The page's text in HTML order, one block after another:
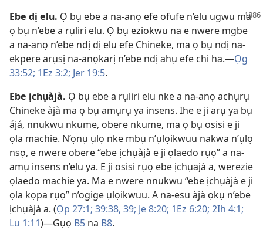
Ebe dị elu. Ọ bụ ebe a na-anọ efe ofufe n’elu ugwu ma
ọ bụ n’ebe a rụliri elu. Ọ bụ eziokwu na e nwere mgbe
a na-anọ n’ebe ndị dị elu efe Chineke, ma ọ bụ ndị na-
ekpere arụsị na-anọkarị n’ebe ndị ahụ efe chi ha.​—Ọg
33:52; 1Ez 3:2; Jer 19:5.
Ebe ịchụàjà. Ọ bụ ebe a rụliri elu nke a na-anọ achụrụ
Chineke àjà ma ọ bụ amụrụ ya insens. Ihe e ji arụ ya bụ
ájá, nnukwu nkume, obere nkume, ma ọ bụ osisi e ji
ọla machie. N’ọnụ ụlọ nke mbụ n’ụlọikwuu nakwa n’ụlọ
nsọ, e nwere obere “ebe ịchụàjà e ji ọlaedo rụọ” a na-
amụ insens n’elu ya. E ji osisi rụọ ebe ịchụajà a, werezie
ọlaedo machie ya. Ma e nwere nnukwu “ebe ịchụàjà e ji
ọla kọpa rụọ” n’ogige ụlọikwuu. A na-esu àjà ọkụ n’ebe
ịchụàjà a. (Ọp 27:1; 39:38, 39; Je 8:20; 1Ez 6:20; 2Ih 4:1;
Lu 1:11)​—Gụọ B5 na B8.